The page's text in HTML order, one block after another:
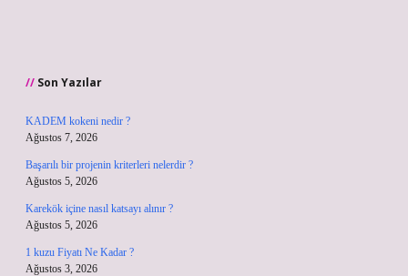
Son Yazılar
KADEM kokeni nedir ?
Ağustos 7, 2026
Başarılı bir projenin kriterleri nelerdir ?
Ağustos 5, 2026
Karekök içine nasıl katsayı alınır ?
Ağustos 5, 2026
1 kuzu Fiyatı Ne Kadar ?
Ağustos 3, 2026